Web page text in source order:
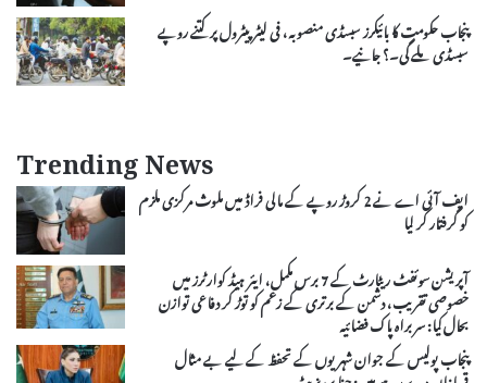
پنجاب حکومت کا بائیکرز سبسڈی منصوبہ، فی لیٹر پیٹرول پر کتنے روپے
سبسڈی ملے گی۔؟ جانیے۔
Trending News
ایف آئی اے نے 2 کروڑ روپے کے مالی فراڈ میں ملوث مرکزی ملزم
کو گرفتار کر لیا
آپریشن سوئفٹ ریٹارٹ کے 7 برس مکمل، ایئر ہیڈ کوارٹرز میں
خصوصی تقریب، دشمن کے برتری کے زعم کو توڑ کر دفاعی توازن
بحال کیا: سربراہ پاک فضائیہ
پنجاب پولیس کے جوان شہریوں کے تحفظ کے لیے بے مثال